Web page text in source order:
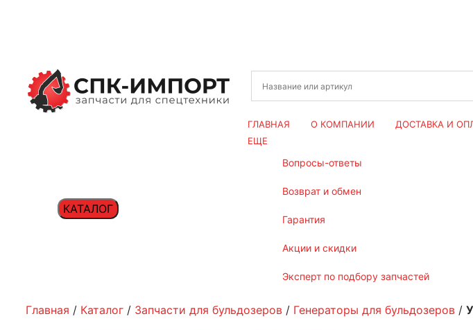
КАТАЛОГ
ГЛАВНАЯ О КОМПАНИИ ДОСТАВКА И
ЕЩЕ
вопросы-ответы
возврат и обмен
гарантия
акции и скидки
эксперт по подбору запчастей
Главная / Каталог / Запчасти для бульдозеров / Генераторы для бульдозеров /